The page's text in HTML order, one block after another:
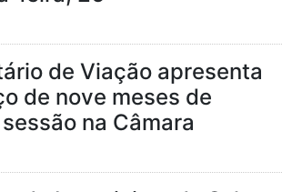
de Viação apresenta
de nove meses de
na Câmara